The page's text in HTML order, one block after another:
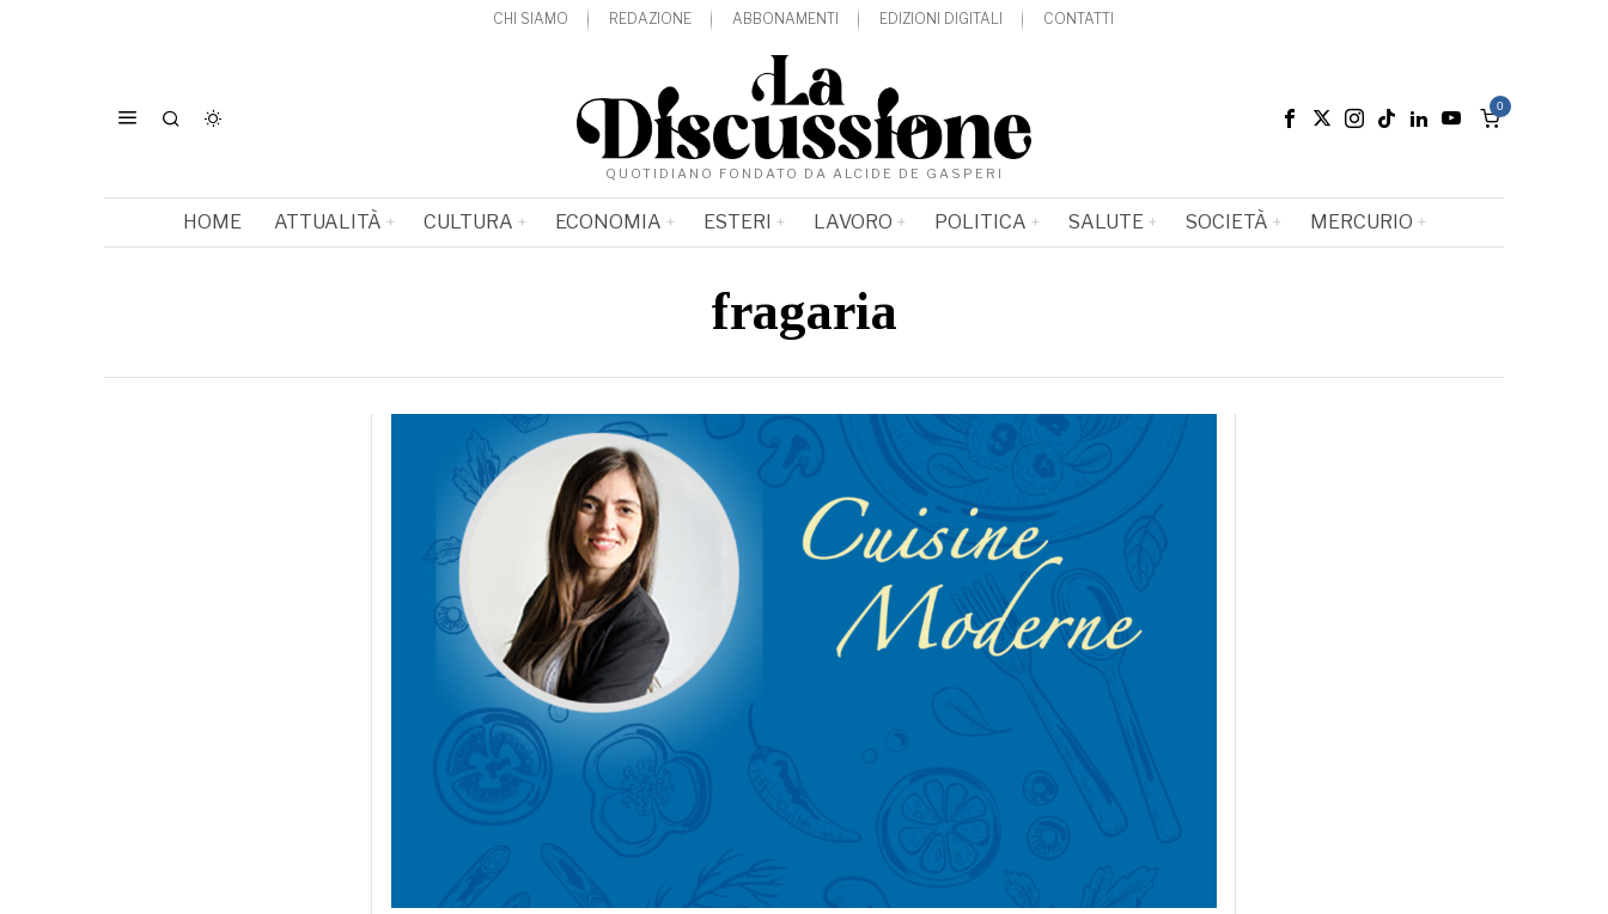
CHI SIAMO REDAZIONE ABBONAMENTI EDIZIONI DIGITALI CONTATTI
QUOTIDIANO FONDATO DA ALCIDE DE GASPERI
0
HOME ATTUALITÀ CULTURA ECONOMIA ESTERI LAVORO POLITICA SALUTE SOCIETÀ MERCURIO
fragaria